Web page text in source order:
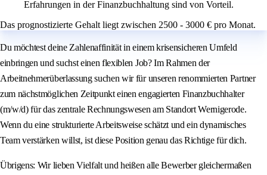
Erfahrungen in der Finanzbuchhaltung sind von Vorteil.
Das prognostizierte Gehalt liegt zwischen 2500 - 3000 € pro Monat.
Du möchtest deine Zahlenaffinität in einem krisensicheren Umfeld
einbringen und suchst einen flexiblen Job? Im Rahmen der
Arbeitnehmerüberlassung suchen wir für unseren renommierten Partner
zum nächstmöglichen Zeitpunkt einen engagierten Finanzbuchhalter
(m/w/d) für das zentrale Rechnungswesen am Standort Wernigerode.
Wenn du eine strukturierte Arbeitsweise schätzt und ein dynamisches
Team verstärken willst, ist diese Position genau das Richtige für dich.
Übrigens: Wir lieben Vielfalt und heißen alle Bewerber gleichermaßen